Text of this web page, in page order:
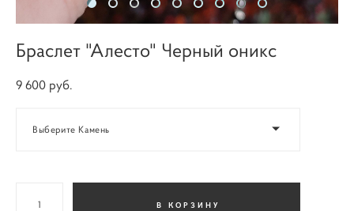
Браслет "Алесто" Черный оникс
9 600 pуб.
Выберите Камень
В КОРЗИНУ